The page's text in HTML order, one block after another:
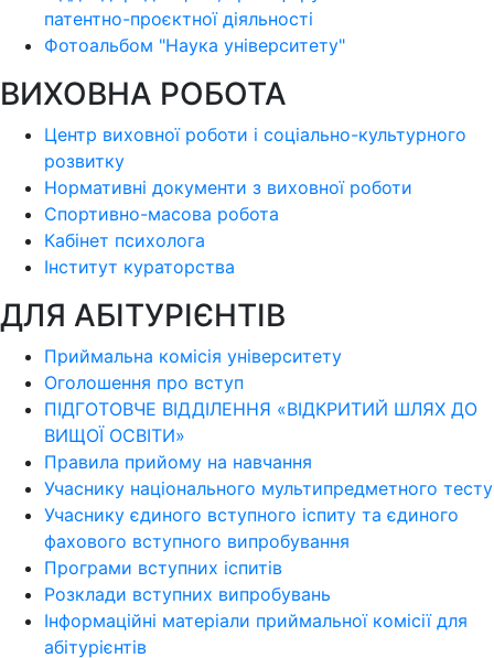
патентно-проєктної діяльності
Фотоальбом "Наука університету"
ВИХОВНА РОБОТА
Центр виховної роботи і соціально-культурного
розвитку
Нормативні документи з виховної роботи
Спортивно-масова робота
Кабінет психолога
Інститут кураторства
ДЛЯ АБІТУРІЄНТІВ
Приймальна комісія університету
Оголошення про вступ
ПІДГОТОВЧЕ ВІДДІЛЕННЯ «ВІДКРИТИЙ ШЛЯХ ДО
ВИЩОЇ ОСВІТИ»
Правила прийому на навчання
Учаснику національного мультипредметного тесту
Учаснику єдиного вступного іспиту та єдиного
фахового вступного випробування
Програми вступних іспитів
Розклади вступних випробувань
Інформаційні матеріали приймальної комісії для
абітурієнтів